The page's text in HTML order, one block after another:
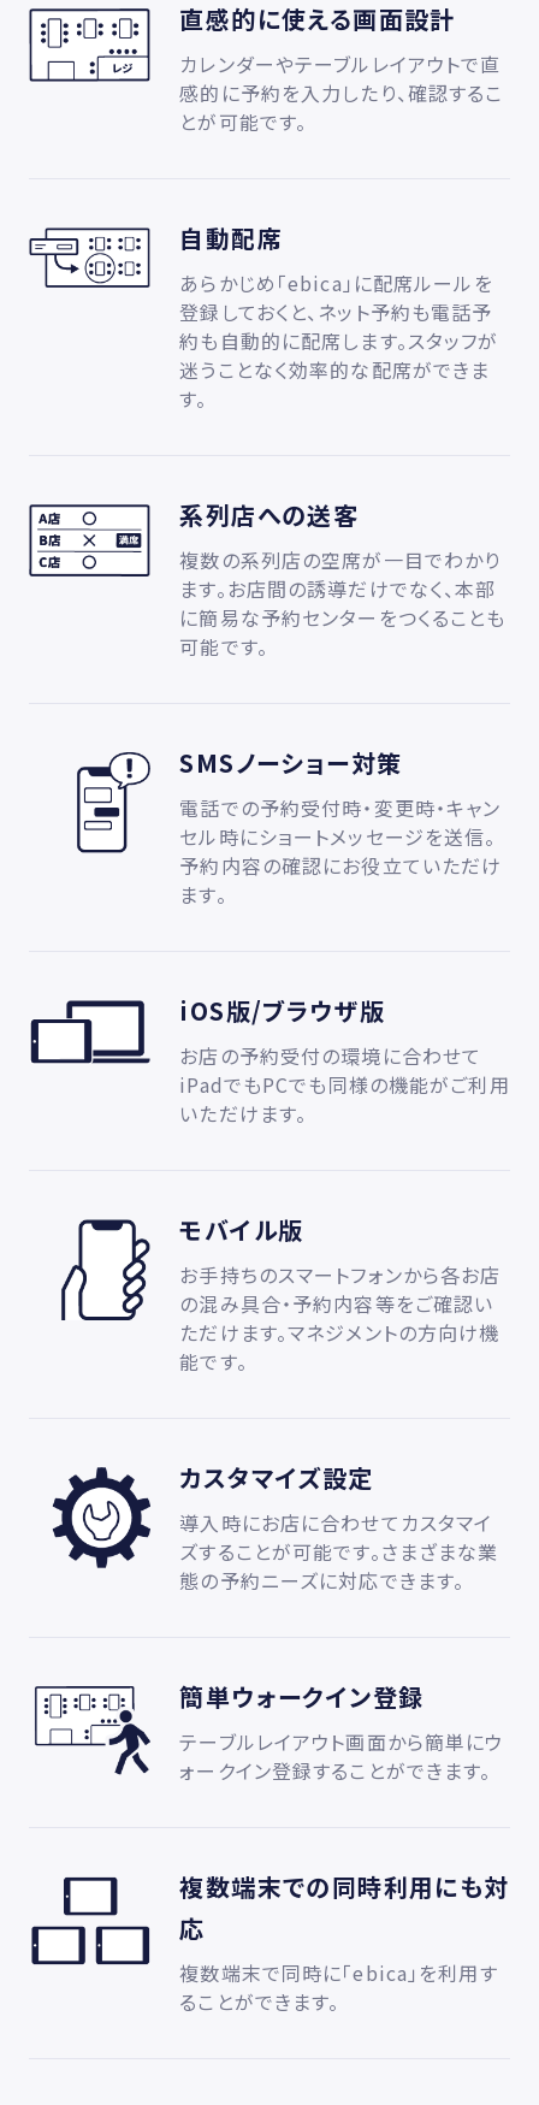
直感的に使える画面設計
カレンダーやテーブルレイアウトで直
感的に予約を入力したり、確認するこ
とが可能です。
自動配席
あらかじめ「ebica」に配席ルールを
登録しておくと、ネット予約も電話予
約も自動的に配席します。スタッフが
迷うことなく効率的な配席ができま
す。
系列店への送客
複数の系列店の空席が一目でわかり
ます。お店間の誘導だけでなく、本部
に簡易な予約センターをつくることも
可能です。
SMSノーショー対策
電話での予約受付時・変更時・キャン
セル時にショートメッセージを送信。
予約内容の確認にお役立ていただけ
ます。
iOS版/ブラウザ版
お店の予約受付の環境に合わせて
iPadでもPCでも同様の機能がご利用
いただけます。
モバイル版
お手持ちのスマートフォンから各お店
の混み具合・予約内容等をご確認い
ただけます。マネジメントの方向け機
能です。
カスタマイズ設定
導入時にお店に合わせてカスタマイ
ズすることが可能です。さまざまな業
態の予約ニーズに対応できます。
簡単ウォークイン登録
テーブルレイアウト画面から簡単にウ
ォークイン登録することができます。
複数端末での同時利用にも対
応
複数端末で同時に「ebica」を利用す
ることができます。